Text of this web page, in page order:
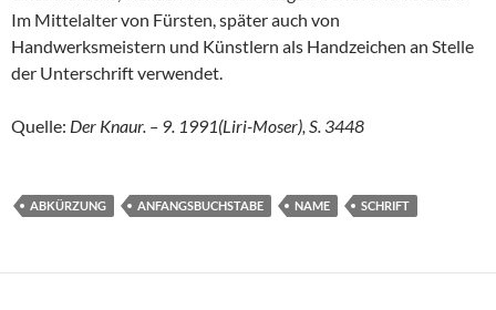
Im Mittelalter von Fürsten, später auch von
Handwerksmeistern und Künstlern als Handzeichen an Stelle
der Unterschrift verwendet.
Quelle: Der Knaur. – 9. 1991(Liri-Moser), S. 3448
ABKÜRZUNG ANFANGSBUCHSTABE NAME SCHRIFT